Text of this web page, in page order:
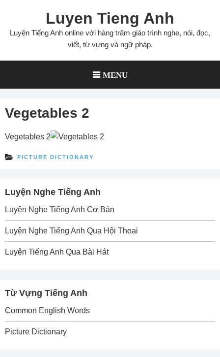
content
Luyen Tieng Anh
Luyện Tiếng Anh online với hàng trăm giáo trình nghe, nói, đọc,
viết, từ vựng và ngữ pháp.
MENU
Vegetables 2
Vegetables 2
PICTURE DICTIONARY
Luyện Nghe Tiếng Anh
Luyện Nghe Tiếng Anh Cơ Bản
Luyện Nghe Tiếng Anh Qua Hội Thoại
Luyện Tiếng Anh Qua Bài Hát
Từ Vựng Tiếng Anh
Common English Words
Picture Dictionary